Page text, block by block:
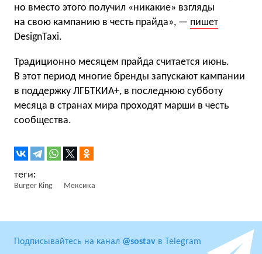
но вместо этого получил «никакие» взгляды
на свою кампанию в честь прайда», — пишет
DesignTaxi.
Традиционно месяцем прайда считается июнь.
В этот период многие бренды запускают кампании
в поддержку ЛГБТКИА+, в последнюю субботу
месяца в странах мира проходят марши в честь
сообщества.
Burger King Мексика
Подписывайтесь на канал @sostav в Telegram